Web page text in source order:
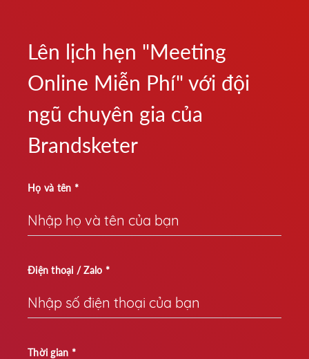
Lên lịch hẹn "Meeting
Online Miễn Phí" với đội
ngũ chuyên gia của
Brandsketer
Họ và tên *
Điện thoại / Zalo *
Thời gian *